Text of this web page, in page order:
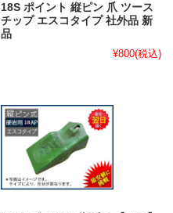
18S ポイント 縦ピン 爪 ツース
チップ エスコタイプ 社外品 新
品
¥800(税込)